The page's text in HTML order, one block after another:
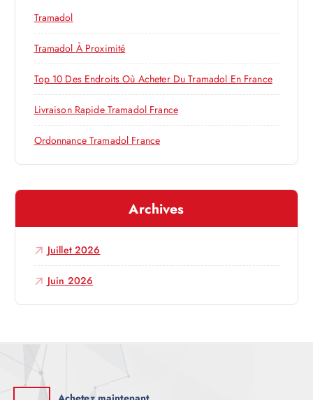
r
t
i
e
r
:
Tramadol
Tramadol À Proximité
Top 10 Des Endroits Où Acheter Du Tramadol En France
Livraison Rapide Tramadol France
Ordonnance Tramadol France
Archives
Juillet 2026
Juin 2026